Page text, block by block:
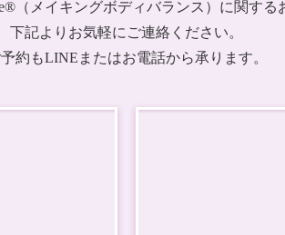
（メイキングボディバランス）に関する
下記よりお気軽にご連絡ください。
約もLINEまたはお電話から承ります。